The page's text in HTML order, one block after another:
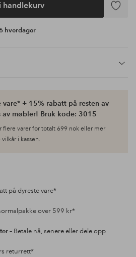
handlekurv
Legg
hverdager
+ 15% rabatt på resten av
av møbler! Bruk kode: 3015
varer for totalt 699 nok eller mer
i kassen.
på dyreste vare*
over 599 kr*
– Betale nå, senere eller dele opp
returrett*